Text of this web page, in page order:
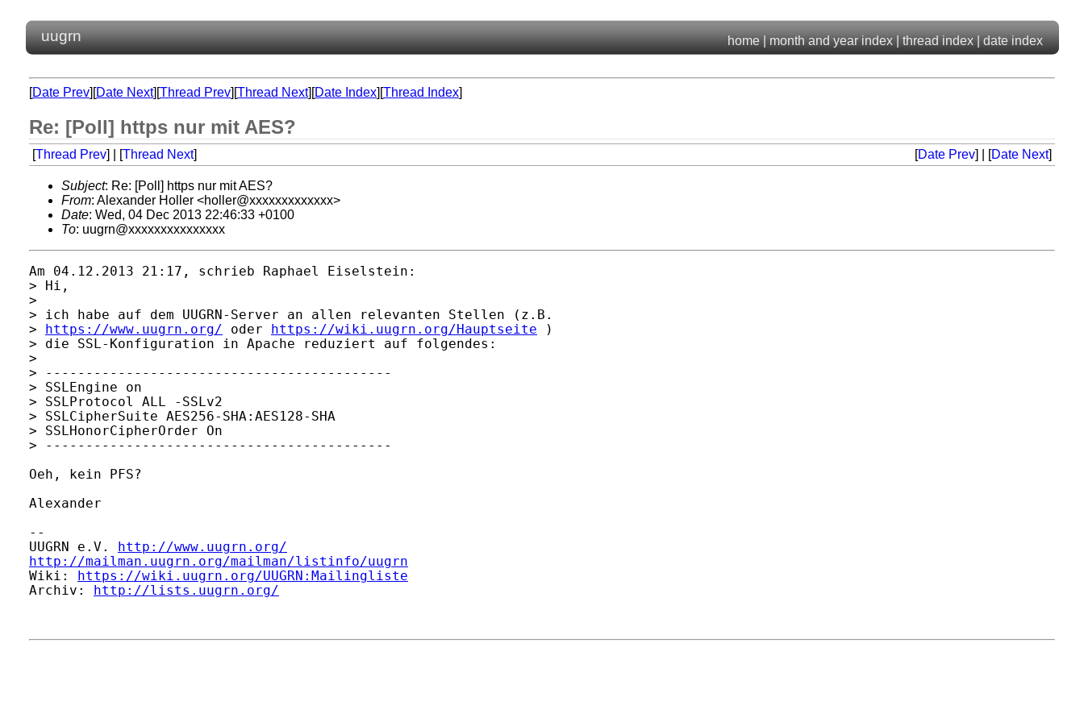
uugrn home|month and year index|thread index|date index
[Date Prev][Date Next][Thread Prev][Thread Next][Date Index][Thread Index]
Re: [Poll] https nur mit AES?
[Thread Prev] | [Thread Next] [Date Prev] | [Date Next]
Subject: Re: [Poll] https nur mit AES?
From: Alexander Holler <holler@xxxxxxxxxxxxx>
Date: Wed, 04 Dec 2013 22:46:33 +0100
To: uugrn@xxxxxxxxxxxxxxx
Am 04.12.2013 21:17, schrieb Raphael Eiselstein:
> Hi,
>
> ich habe auf dem UUGRN-Server an allen relevanten Stellen (z.B.
>
https://www.uugrn.org/ oder https://wiki.uugrn.org/Hauptseite )
> die SSL-Konfiguration in Apache reduziert auf folgendes:
>
> -------------------------------------------
> SSLEngine on
> SSLProtocol ALL -SSLv2
> SSLCipherSuite AES256-SHA:AES128-SHA
> SSLHonorCipherOrder On
> -------------------------------------------
Oeh, kein PFS?
Alexander
--
UUGRN e.V.
http://www.uugrn.org/
http://mailman.uugrn.org/mailman/listinfo/uugrn
Wiki:
https://wiki.uugrn.org/UUGRN:Mailingliste
Archiv:
http://lists.uugrn.org/